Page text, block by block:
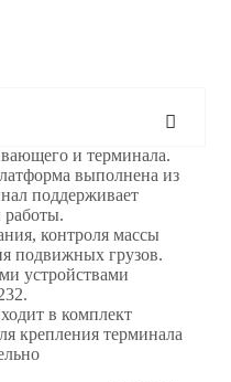
и терминала.
выполнена из
поддерживает
контроля массы
подвижных грузов.
устройствами
в комплект
крепления терминала